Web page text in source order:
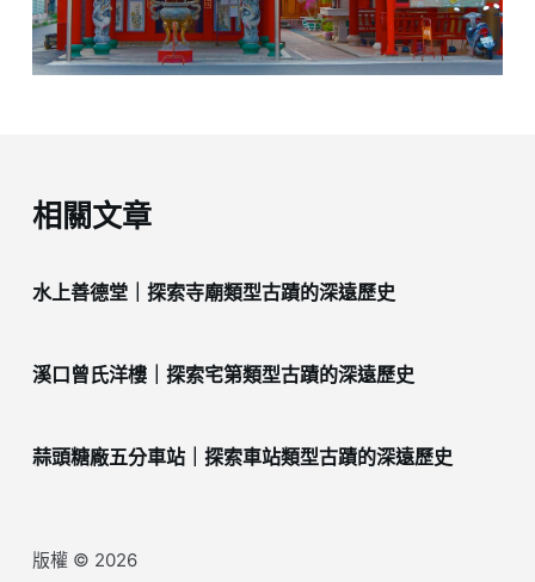
相關文章
水上善德堂｜探索寺廟類型古蹟的深遠歷史
溪口曾氏洋樓｜探索宅第類型古蹟的深遠歷史
蒜頭糖廠五分車站｜探索車站類型古蹟的深遠歷史
版權 © 2026